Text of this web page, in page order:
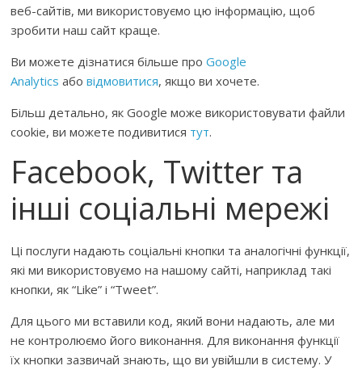
веб-сайтів, ми використовуємо цю інформацію, щоб
зробити наш сайт краще.
Ви можете дізнатися більше проGoogle
Analyticsабовідмовитися, якщо ви хочете.
Більш детально, як Google може використовувати файли
cookie, ви можете подивитися тут.
Facebook, Twitter та
інші соціальні мережі
Ці послуги надають соціальні кнопки та аналогічні функції,
які ми використовуємо на нашому сайті, наприклад такі
кнопки, як “Like” і “Tweet”.
Для цього ми вставили код, який вони надають, але ми
не контролюємо його виконання. Для виконання функції
їх кнопки зазвичай знають, що ви увійшли в систему. У